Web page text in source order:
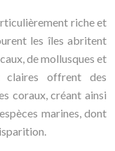
riche et
les îles abritent
de mollusques et
claires offrent des
coraux, créant ainsi
marines, dont